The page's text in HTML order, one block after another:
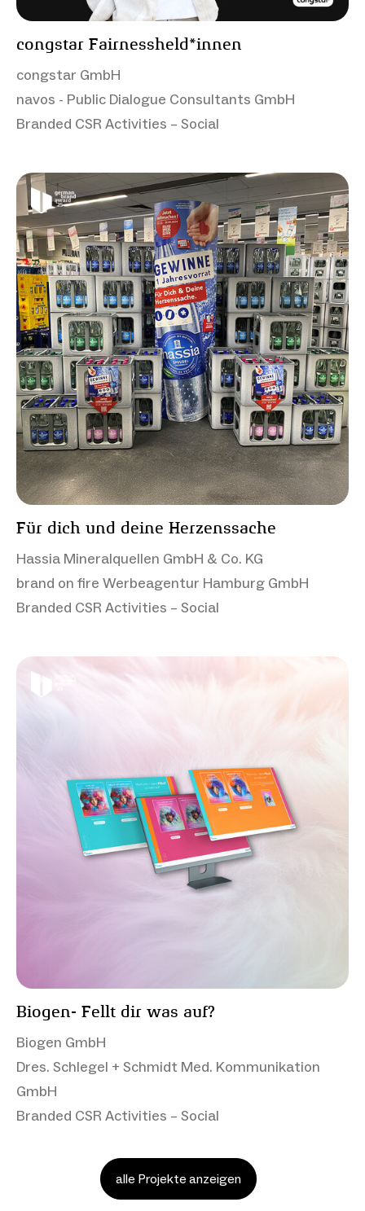
congstar Fairnessheld*innen
congstar GmbH
navos - Public Dialogue Consultants GmbH
Branded CSR Activities – Social
Für dich und deine Herzenssache
Hassia Mineralquellen GmbH & Co. KG
brand on fire Werbeagentur Hamburg GmbH
Branded CSR Activities – Social
Biogen- Fellt dir was auf?
Biogen GmbH
Dres. Schlegel + Schmidt Med. Kommunikation
GmbH
Branded CSR Activities – Social
alle Projekte anzeigen